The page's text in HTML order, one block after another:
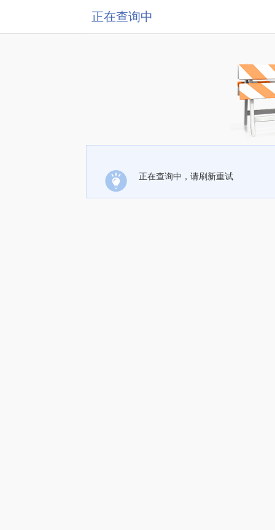
正在查询中
正在查询中，请刷新重试